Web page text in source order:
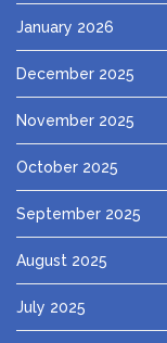
January 2026
December 2025
November 2025
October 2025
September 2025
August 2025
July 2025